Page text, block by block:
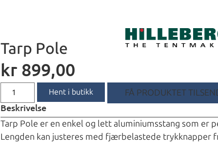
Tarp Pole
kr 899,00
Hent i butikk FÅ PRODUKTET
Beskrivelse
Tarp Pole er en enkel og lett aluminiumsstang som er
Lengden kan justeres med fjærbelastede trykknapper